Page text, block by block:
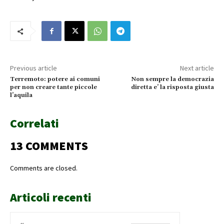
Previous article
Terremoto: potere ai comuni
per non creare tante piccole
l’aquila
Next article
Non sempre la democrazia
diretta e’ la risposta giusta
Correlati
13 COMMENTS
Comments are closed.
Articoli recenti